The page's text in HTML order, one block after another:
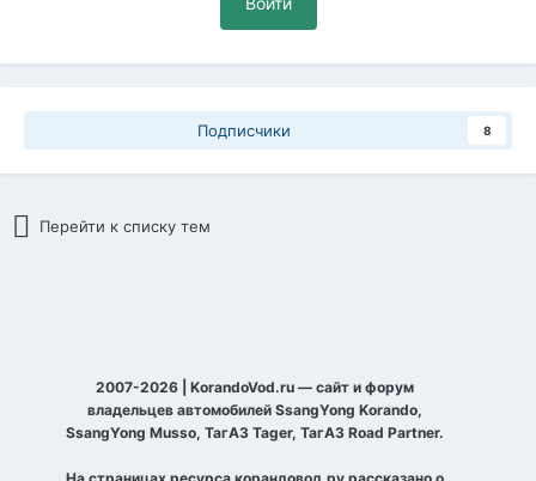
Подписчики 8
Перейти к списку тем
2007-2026 | KorandoVod.ru — сайт и форум
владельцев автомобилей SsangYong Korando,
SsangYong Musso, ТагАЗ Tager, ТагАЗ Road Partner.